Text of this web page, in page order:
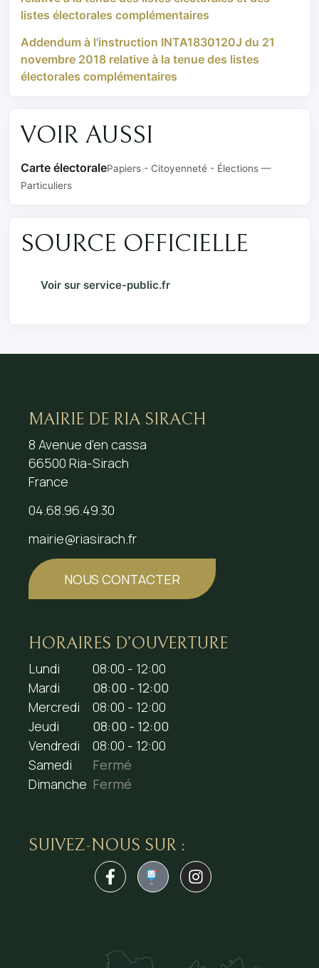
listes électorales complémentaires
Addendum à l'instruction INTA1830120J du 21
novembre 2018 relative à la tenue des listes
électorales complémentaires
VOIR AUSSI
Carte électoralePapiers - Citoyenneté - Élections —
Particuliers
SOURCE OFFICIELLE
Voir sur service-public.fr
MAIRIE DE RIA SIRACH
8 Avenue d’en cassa
66500 Ria-Sirach
France
04.68.96.49.30
mairie@riasirach.fr
NOUS CONTACTER
HORAIRES D’OUVERTURE
Lundi
08:00 - 12:00
Mardi
08:00 - 12:00
Mercredi
08:00 - 12:00
Jeudi
08:00 - 12:00
Vendredi
08:00 - 12:00
Samedi
Fermé
Dimanche Fermé
SUIVEZ-NOUS SUR :
1